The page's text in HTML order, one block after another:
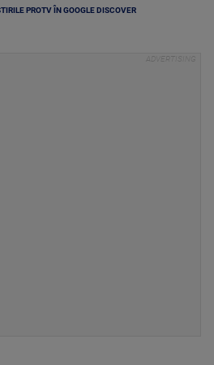
PROTV ÎN GOOGLE DISCOVER